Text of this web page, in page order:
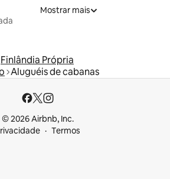
Mostrar mais
Finlândia Própria
Aluguéis de cabanas
© 2026 Airbnb, Inc.
Termos